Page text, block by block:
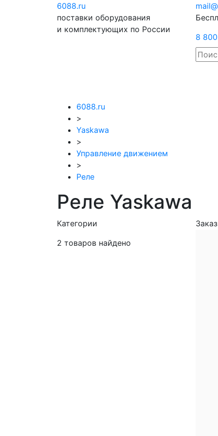
6088.ru
поставки оборудования
и комплектующих по России
8
6088.ru
>
Yaskawa
>
Управление движением
>
Реле
Реле Yaskawa
Категории
2 товаров найдено
Отправить